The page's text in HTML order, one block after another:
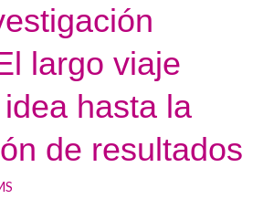
largo viaje
hasta la
de resultados